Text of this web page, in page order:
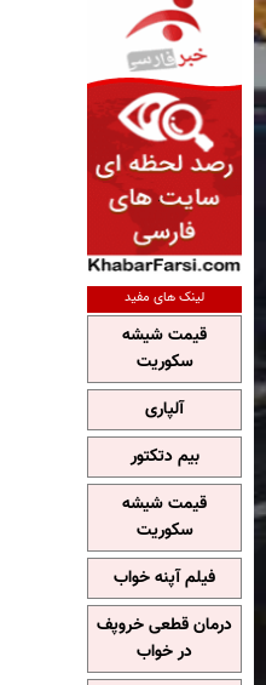
لینک های مفید
قیمت شیشه
سکوریت
آلپاری
بیم دتکتور
قیمت شیشه
سکوریت
فیلم آپنه خواب
درمان قطعی خروپف
در خواب